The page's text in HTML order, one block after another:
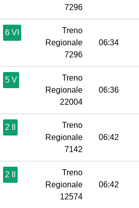
7296
6 VI
Treno
Regionale
7296
06:34
5 V
Treno
Regionale
22004
06:36
2 II
Treno
Regionale
7142
06:42
2 II
Treno
Regionale
12574
06:42